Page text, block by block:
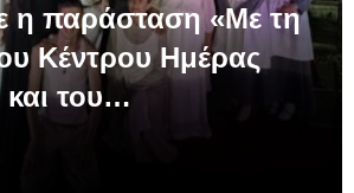
η παράσταση «Με τη
Κέντρου Ημέρας
και του…